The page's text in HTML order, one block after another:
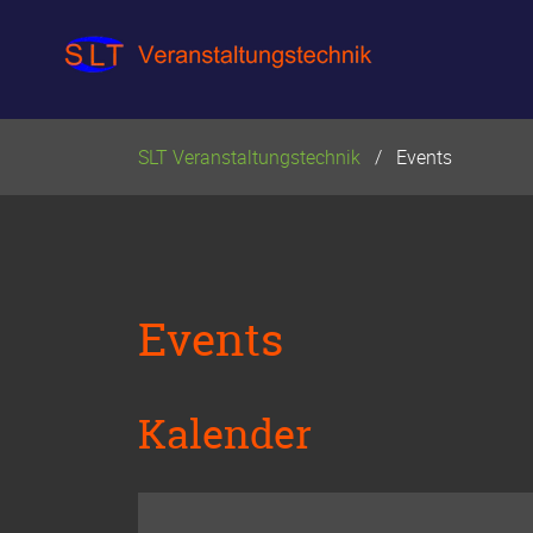
überspringen
SLT Veranstaltungstechnik Events
Events
Kalender